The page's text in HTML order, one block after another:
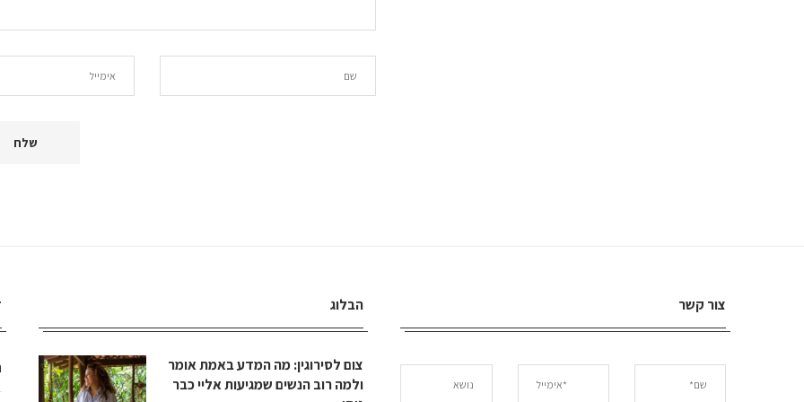
צור קשר הבלוג
צום לסירוגין: מה המדע באמת אומר
ולמה רוב הנשים שמגיעות אליי כבר